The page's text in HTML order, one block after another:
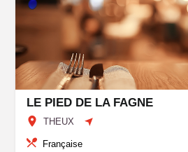
LE PIED DE LA FAGNE
THEUX
Française